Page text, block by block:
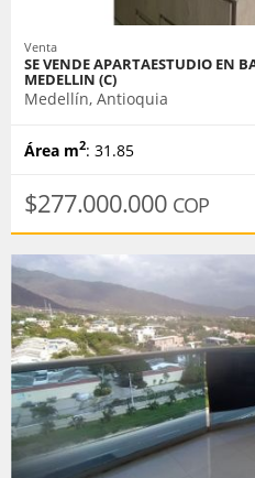
Venta
SE VENDE APARTAESTUDIO EN
MEDELLIN (C)
Medellín, Antioquia
Área m2: 31.85
$277.000.000 COP